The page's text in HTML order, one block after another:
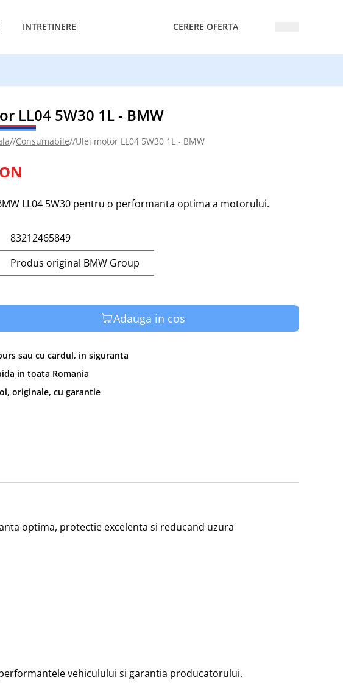
INTRETINERE CERERE OFERTA
LL04 5W30 1L - BMW
//Consumabile//Ulei motor LL04 5W30 1L - BMW
LL04 5W30 pentru o performanta optima a motorului.
83212465849
Produs original BMW Group
Adauga in cos
sau cu cardul, in siguranta
in toata Romania
originale, cu garantie
optima, protectie excelenta si reducand uzura
vehiculului si garantia producatorului.